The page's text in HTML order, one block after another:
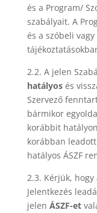
és a Program/
szabályait. A
és a szóbeli
2.2. A jelen
hatályosés
Szervező
bármikor
korábbit
korábban
hatályos ÁSZF
2.3. Kérjük,
Jelentkezés
jelen ÁSZF-et